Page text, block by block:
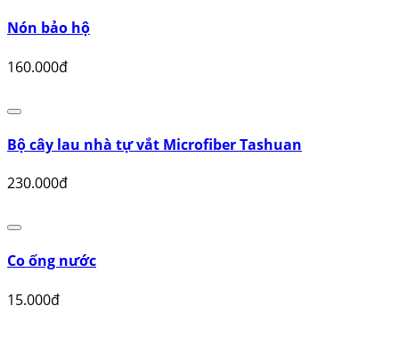
10.000đ
Nón bảo hộ GBB
Liên hệ
Nón bảo hộ
160.000đ